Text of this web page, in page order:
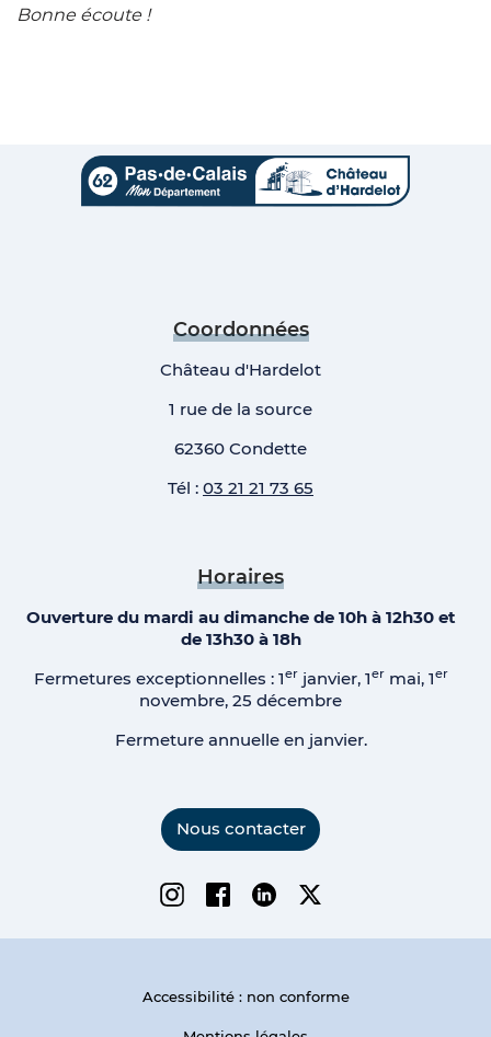
Bonne écoute !
Coordonnées
Château d'Hardelot
1 rue de la source
62360 Condette
Tél :03 21 21 73 65
Horaires
Ouverture du mardi au dimanche de 10h à 12h30 et
de 13h30 à 18h
Fermetures exceptionnelles : 1erjanvier, 1ermai, 1er
novembre, 25 décembre
Fermeture annuelle en janvier.
Nous contacter
InstagramFacebookLinkedinTwitter
Accessibilité : non conforme